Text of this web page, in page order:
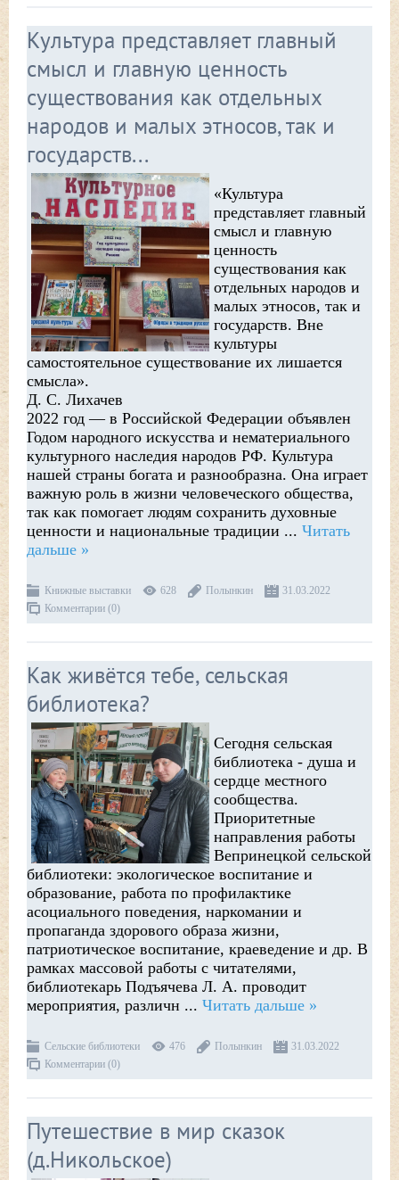
Культура представляет главный
смысл и главную ценность
существования как отдельных
народов и малых этносов, так и
государств...
«Культура
представляет главный
смысл и главную
ценность
существования как
отдельных народов и
малых этносов, так и
государств. Вне
культуры
самостоятельное существование их лишается
смысла».
Д. С. Лихачев
2022 год — в Российской Федерации объявлен
Годом народного искусства и нематериального
культурного наследия народов РФ. Культура
нашей страны богата и разнообразна. Она играет
важную роль в жизни человеческого общества,
так как помогает людям сохранить духовные
ценности и национальные традиции ... Читать
дальше »
Книжные выставки 628 Полынкин
31.03.2022
Комментарии (0)
Как живётся тебе, сельская
библиотека?
Сегодня сельская
библиотека - душа и
сердце местного
сообщества.
Приоритетные
направления работы
Вепринецкой сельской
библиотеки: экологическое воспитание и
образование, работа по профилактике
асоциального поведения, наркомании и
пропаганда здорового образа жизни,
патриотическое воспитание, краеведение и др. В
рамках массовой работы с читателями,
библиотекарь Подъячева Л. А. проводит
мероприятия, различн ... Читать дальше »
Сельские библиотеки 476 Полынкин
31.03.2022
Комментарии (0)
Путешествие в мир сказок
(д.Никольское)